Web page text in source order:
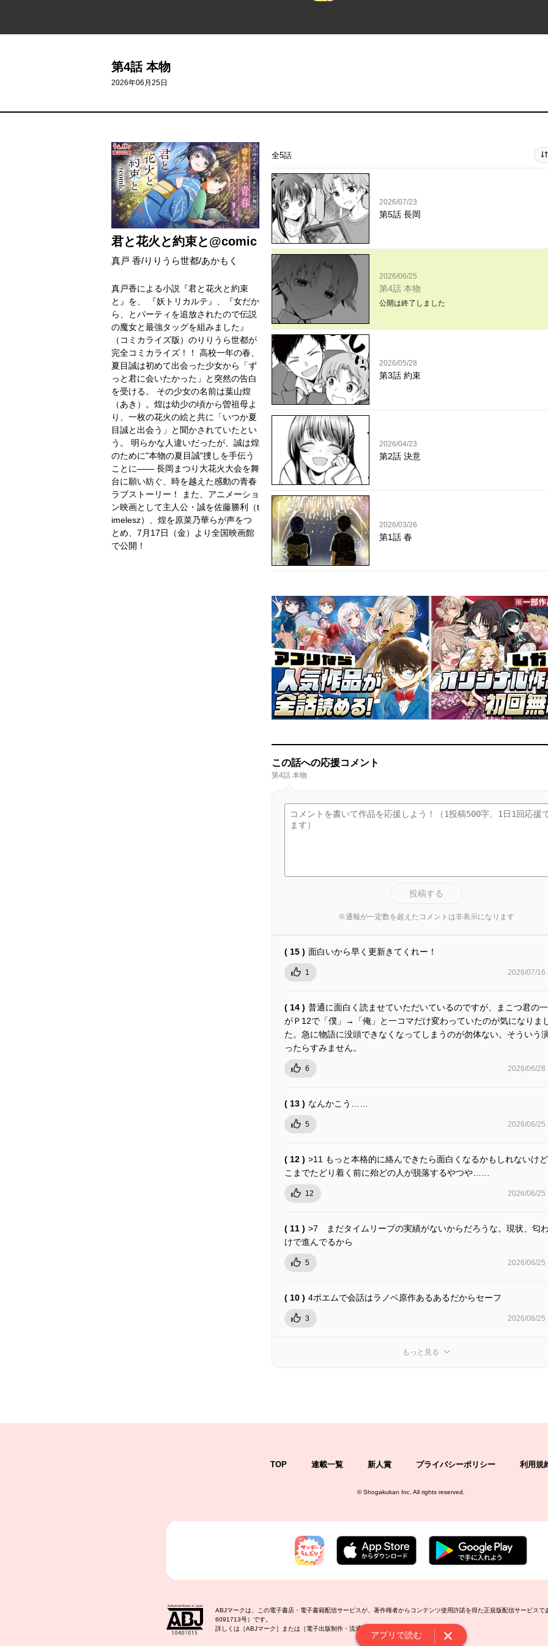
第4話 本物
2026年06月25日
アプリで読む
君と花火と約束と@comic
真戸 香/りりうら世都/あかもく
真戸香による小説『君と花火と約束
と』を、 『妖トリカルテ』、『女だか
ら、とパーティを追放されたので伝説
の魔女と最強タッグを組みました』
（コミカライズ版）のりりうら世都が
完全コミカライズ！！ 高校一年の春、
夏目誠は初めて出会った少女から「ず
っと君に会いたかった」と突然の告白
を受ける。 その少女の名前は葉山煌
（あき）。煌は幼少の頃から曽祖母よ
り、一枚の花火の絵と共に「いつか夏
目誠と出会う」と聞かされていたとい
う。 明らかな人違いだったが、誠は煌
のために"本物の夏目誠"捜しを手伝う
ことに―― 長岡まつり大花火大会を舞
台に願い紡ぐ、時を越えた感動の青春
ラブストーリー！ また、アニメーショ
ン映画として主人公・誠を佐藤勝利（t
imelesz）、煌を原菜乃華らが声をつ
とめ、7月17日（金）より全国映画館
で公開！
全5話
2026/07/23
第5話 長岡
2026/06/25
第4話 本物
公開は終了しました
2026/05/28
第3話 約束
2026/04/23
第2話 決意
2026/03/26
第1話 春
この話への応援コメント
第4話 本物
投稿する
※通報が一定数を超えたコメントは非表示になります
( 15 ) 面白いから早く更新きてくれー！
1 2026/07/16
( 14 ) 普通に面白く読ませていただいているのですが、まこつ君の
がＰ12で「僕」→「俺」と一コマだけ変わっていたのが気になりま
た。急に物語に没頭できなくなってしまうのが勿体ない。そういう
ったらすみません。
6 2026/06/28
( 13 ) なんかこう……
5 2026/06/25
( 12 ) >11 もっと本格的に絡んできたら面白くなるかもしれないけ
こまでたどり着く前に殆どの人が脱落するやつや……
12 2026/06/25
( 11 ) >7 まだタイムリープの実績がないからだろうな。現状、匂
けで進んでるから
5 2026/06/25
( 10 ) 4ポエムで会話はラノベ原作あるあるだからセーフ
3 2026/06/25
もっと見る
TOP 連載一覧 新人賞 プライバシーポリシー 利用規
©Shogakukan Inc. All rights reserved.
ABJマークは、この電子書店・電子書籍配信サービスが、著作権者からコンテンツ使用許諾を得た正規版配信サービス
6091713号）です。
詳しくは［ABJマーク］または［電子出版制作・流通協議会］で検索してください。